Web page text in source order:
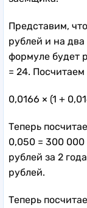
Представим,
рублей и на два
формуле будет
= 24.
0,0166 × (1 +
Теперь
0,050 = 300
рублей за 2
рублей.
Теперь